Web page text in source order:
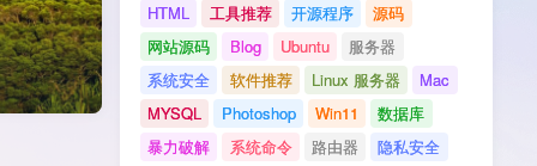
HTML
工具推荐 开源程序
源码
网站源码
Blog Ubuntu
服务器
系统安全
软件推荐 Linux 服务器
Mac
MYSQL
Photoshop Win11
数据库
暴力破解
系统命令 路由器 隐私安全